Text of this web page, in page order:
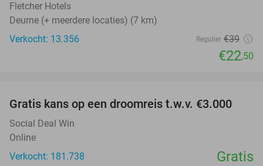
Fletcher Hotels
Deurne (+ meerdere locaties) (7 km)
Verkocht: 13.356
Regulier €39
€22,50
Gratis kans op een droomreis t.w.v. €3.000
Social Deal Win
Online
Verkocht: 181.738
Gratis